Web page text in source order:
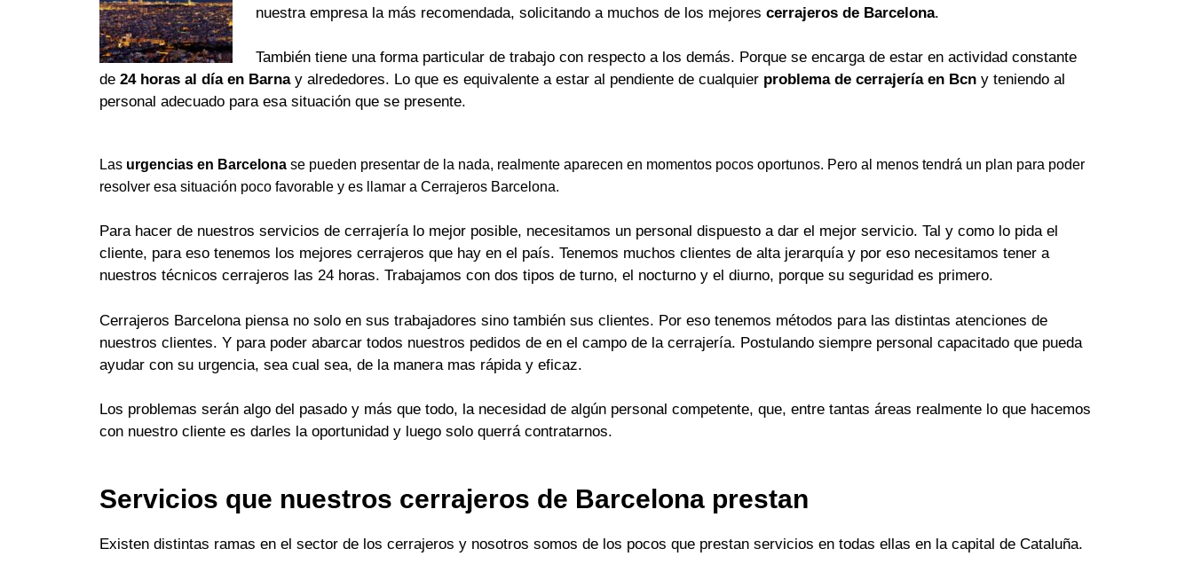
nuestra empresa la más recomendada, solicitando a muchos de los mejores cerrajeros de Barcelona.
También tiene una forma particular de trabajo con respecto a los demás. Porque se encarga de estar en actividad constante
de 24 horas al día en Barnay alrededores. Lo que es equivalente a estar al pendiente de cualquier problema de cerrajería en Bcn y teniendo al
personal adecuado para esa situación que se presente.
Las urgencias en Barcelona se pueden presentar de la nada, realmente aparecen en momentos pocos oportunos. Pero al menos tendrá un plan para poder
resolver esa situación poco favorable y es llamar a Cerrajeros Barcelona.
Para hacer de nuestros servicios de cerrajería lo mejor posible, necesitamos un personal dispuesto a dar el mejor servicio. Tal y como lo pida el
cliente, para eso tenemos los mejores cerrajeros que hay en el país. Tenemos muchos clientes de alta jerarquía y por eso necesitamos tener a
nuestros técnicos cerrajeros las 24 horas. Trabajamos con dos tipos de turno, el nocturno y el diurno, porque su seguridad es primero.
Cerrajeros Barcelona piensa no solo en sus trabajadores sino también sus clientes. Por eso tenemos métodos para las distintas atenciones de
nuestros clientes. Y para poder abarcar todos nuestros pedidos de en el campo de la cerrajería. Postulando siempre personal capacitado que pueda
ayudar con su urgencia, sea cual sea, de la manera mas rápida y eficaz.
Los problemas serán algo del pasado y más que todo, la necesidad de algún personal competente, que, entre tantas áreas realmente lo que hacemos
con nuestro cliente es darles la oportunidad y luego solo querrá contratarnos.
Servicios que nuestros cerrajeros de Barcelona prestan
Existen distintas ramas en el sector de los cerrajeros y nosotros somos de los pocos que prestan servicios en todas ellas en la capital de Cataluña.